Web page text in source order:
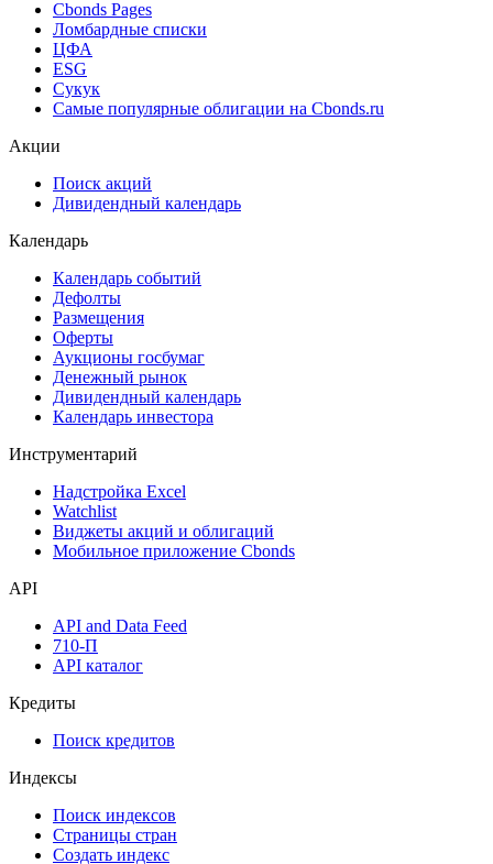
Cbonds Estimation Onshore
Cbonds Valuation
Рэнкинги инвест. банков и юр. консультантов
Cbonds Awards
Cbonds Pages
Ломбардные списки
ESG
Самые популярные облигации на Cbonds.ru
Дивидендный календарь
Календарь
Календарь событий
Дефолты
Размещения
Оферты
Аукционы госбумаг
Денежный рынок
Календарь инвестора
Инструментарий
Надстройка Excel
Мобильное приложение Cbonds
API
API and Data Feed
API каталог
Кредиты
Поиск кредитов
Индексы